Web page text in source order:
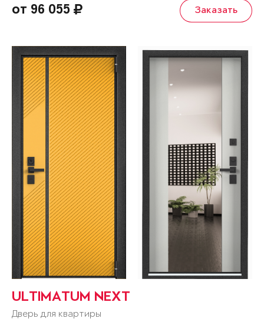
от 96 055 Заказать
ULTIMATUM NEXT
Дверь для квартиры